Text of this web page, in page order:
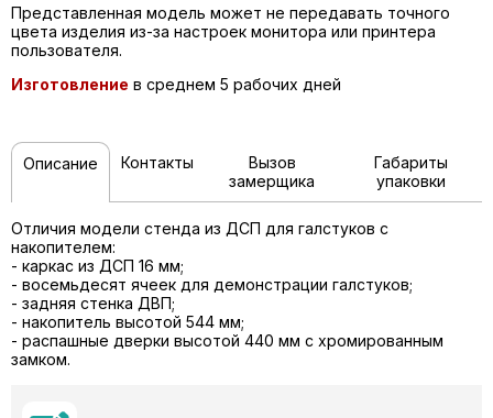
Представленная модель может не передавать точного
цвета изделия из-за настроек монитора или принтера
пользователя.
Изготовление в среднем 5 рабочих дней
Описание Контакты
Вызов
замерщика
Габариты
упаковки
Отличия модели стенда из ДСП для галстуков с
накопителем:
- каркас из ДСП 16 мм;
- восемьдесят ячеек для демонстрации галстуков;
- задняя стенка ДВП;
- накопитель высотой 544 мм;
- распашные дверки высотой 440 мм с хромированным
замком.